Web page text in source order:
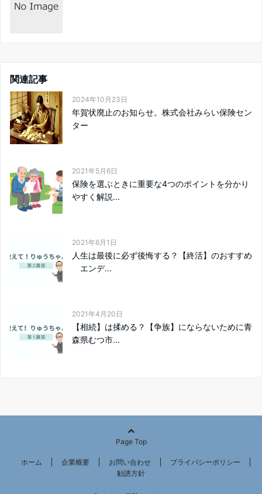
関連記事
2024年10月23日
年賀状廃止のお知らせ。株式会社みらい保険セン
ター
2021年5月6日
保険を選ぶときに重要な4つのポイントを分かり
やすく解説...
2021年6月1日
人生は最後に必ず後悔する？【終活】のおすすめ
エンデ...
2021年4月20日
【相続】は揉める？【争族】にならないために青
森県むつ市...
Page Top
ホーム 企業概要 お問い合わせ
プライバシーポリシー
勧誘方針